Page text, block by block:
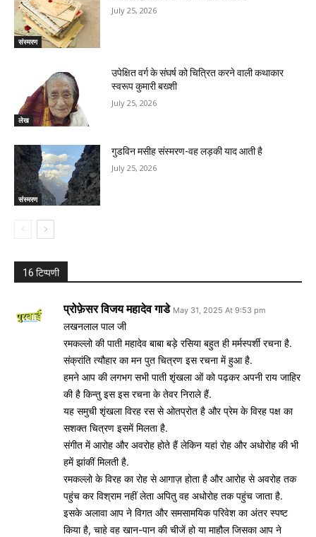
संस्मरण
July 25, 2026
लेख
उपेक्षित वर्ग के संघर्ष को चित्रित करने वाली कथाकार
स्वरूप कुमारी बख्शी
July 25, 2026
संस्मरण
गुडविन मसीह संस्मरण-वह लड़की याद आती है
July 25, 2026
16 टिप्पणी
प्रोफ़ेसर विजय महादेव गाडे May 31, 2025 At 9:53 pm
लखनलाल पाल जी
रमकल्लो की पाती महादेव बाबा बड़े रसिया बहुत ही मर्मस्पर्शी रचना है.
संक्रांति त्यौहार का मन पुत चित्रण इस रचना में हुआ है.
हमने आप की लगभग सभी पाती शृंखला ओं को पढ़कर अपनी राय जाहिर
की है किन्तु इस इस रचना के तेवर निराले हैं.
यह समुची शृंखला विरह रस से ओतप्रोत है और प्रेम के विरह पक्ष का
सशक्त चित्रण इसमें मिलता है.
संगीत में आरोह और अवरोह होते हैं लेकिन यहां रोह और अधोरोह की भी
हमें झांकीं मिलती है.
रमकल्लो के विरह का रोह से आगाज़ होता है और आरोह से अवरोह तक
पहुंच कर विश्राम नहीं लेता अपितु वह अधोरोह तक पहुंच जाता है.
इसके अलावा आप ने विगत और समसामयिक परिवेश का अंतर स्पष्ट
किया है, चाहे वह खान-पान की चीजें हो या माहौल जिसका आप ने